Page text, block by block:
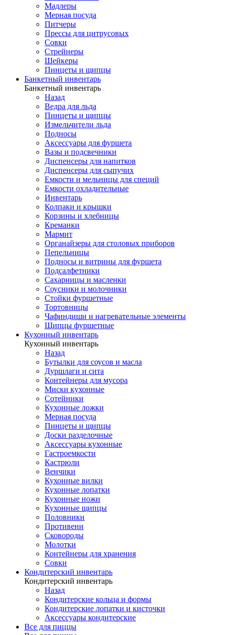
Мадлеры
Мерная посуда
Питчеры
Прессы для цитрусовых
Совки
Стрейнеры
Шейкеры
Пинцеты и щипцы
Банкетный инвентарь
Банкетный инвентарь
Назад
Ведра для льда
Пинцеты и щипцы
Измельчители льда
Подносы
Аксессуары для фуршета
Вазы и подсвечники
Диспенсеры для напитков
Диспенсеры для сыпучих
Емкости и мельницы для специй
Емкости охладительные
Инвентарь
Колпаки и крышки
Корзины и хлебницы
Креманки
Мармит
Органайзеры для столовых приборов
Пепельницы
Подносы и витрины для фуршета
Подсалфетники
Сахарницы и масленки
Соусники и молочники
Стойки фуршетные
Тортовницы
Чафиндиши и нагревательные элементы
Щипцы фуршетные
Кухонный инвентарь
Кухонный инвентарь
Назад
Бутылки для соусов и масла
Дуршлаги и сита
Контейнеры для мусора
Миски кухонные
Сотейники
Кухонные ложки
Мерная посуда
Пинцеты и щипцы
Доски разделочные
Аксессуары кухонные
Гастроемкости
Кастрюли
Венчики
Кухонные вилки
Кухонные лопатки
Кухонные ножи
Кухонные щипцы
Половники
Противени
Сковороды
Молотки
Контейнеры для хранения
Совки
Кондитерский инвентарь
Кондитерский инвентарь
Назад
Кондитерские кольца и формы
Кондитерские лопатки и кисточки
Аксессуары кондитерские
Все для пиццы